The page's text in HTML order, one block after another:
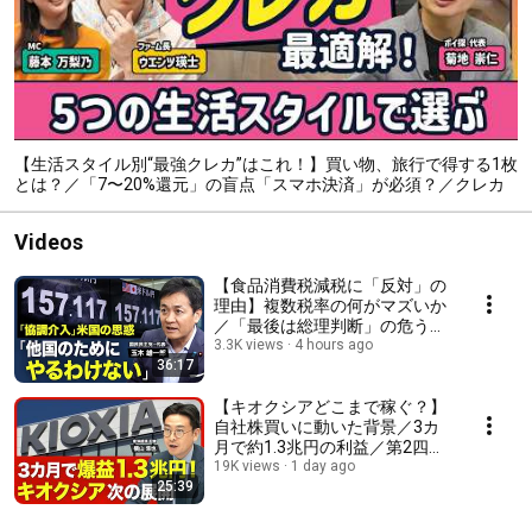
【生活スタイル別“最強クレカ”はこれ！】買い物、旅行で得する1枚
とは？／「7〜20%還元」の盲点「スマホ決済」が必須？／クレカ
Videos
36:17
【食品消費税減税に「反対」の
理由】複数税率の何がマズいか
／「最後は総理判断」の危うさ
／税率戻す「2年後」何が起き
し」【政治の見方（玉木雄一
郎）】
3.3K views 4 hours ago
25:39
【キオクシアどこまで稼ぐ？】
自社株買いに動いた背景／3カ
月で約1.3兆円の利益／第2四半
期はさらに稼ぐ／2026年度下期
19K views 1 day ago